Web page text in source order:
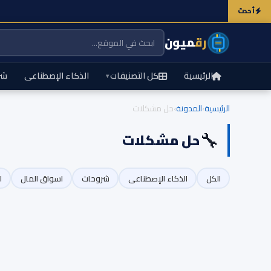
أحدث
رقميون
الرئيسية كل التصنيفات▾ الذكاء الإصطناعى
الرئيسية›المدونة›حل مشكلات
🔧حل مشكلات
الكل الذكاء الإصطناعى شروحات اسواق المال